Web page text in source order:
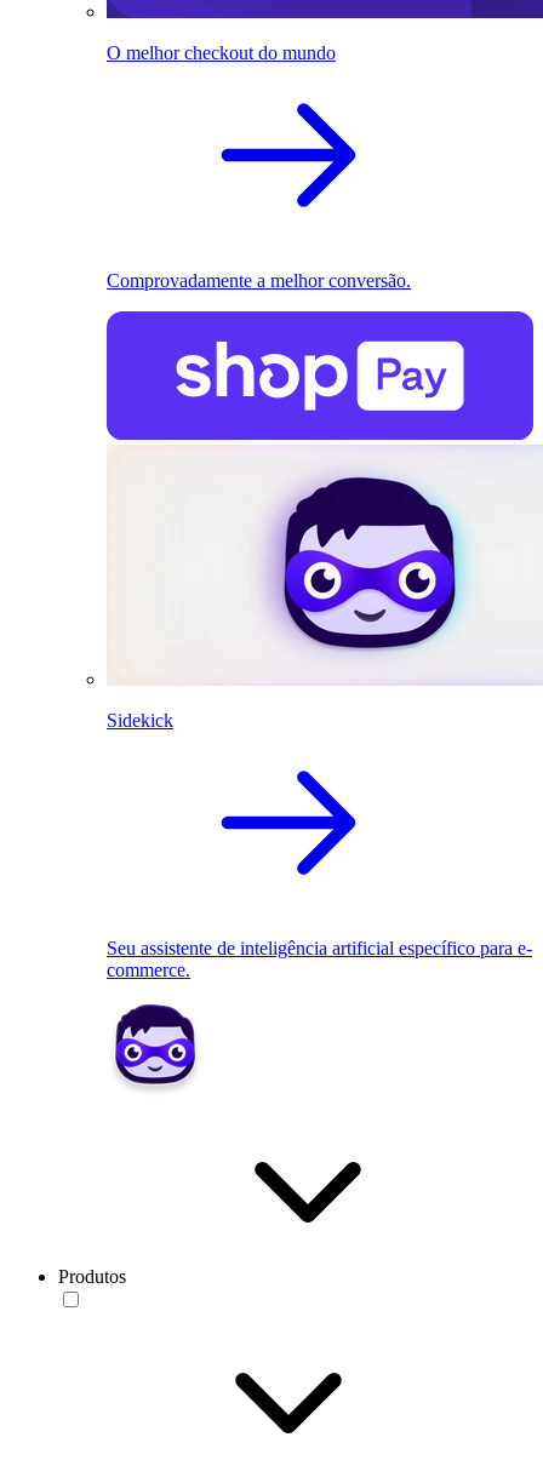
O melhor checkout do mundo
Comprovadamente a melhor conversão.
Sidekick
Seu assistente de inteligência artificial específico para e-
commerce.
Produtos